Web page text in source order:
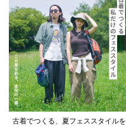
古着でつくる、夏フェススタイルを